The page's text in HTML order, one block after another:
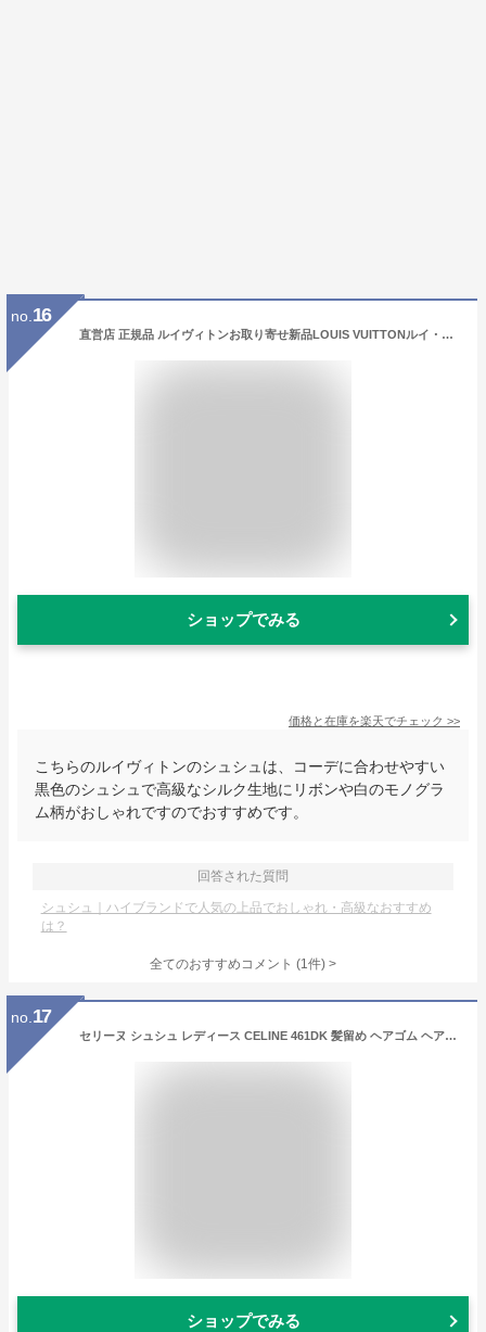
no. 16
直営店 正規品 ルイヴィトンお取り寄せ新品LOUIS VUITTONルイ・ヴィトンシュシュ・モノグラム シルエット
ショップでみる
価格と在庫を楽天でチェック >>
こちらのルイヴィトンのシュシュは、コーデに合わせやすい
黒色のシュシュで高級なシルク生地にリボンや白のモノグラ
ム柄がおしゃれですのでおすすめです。
回答された質問
シュシュ｜ハイブランドで人気の上品でおしゃれ・高級なおすすめ
は？
全てのおすすめコメント (1件) >
no. 17
セリーヌ シュシュ レディース CELINE 461DK 髪留め ヘアゴム ヘアアクセサリー ブランド 高級 おしゃれ プレゼント 女性 実用的 かわいい
ショップでみる